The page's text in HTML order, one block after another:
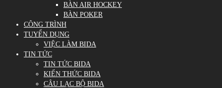
BÀN AIR HOCKEY
BÀN POKER
CÔNG TRÌNH
TUYỂN DỤNG
VIỆC LÀM BIDA
TIN TỨC
TIN TỨC BIDA
KIẾN THỨC BIDA
CÂU LẠC BỘ BIDA